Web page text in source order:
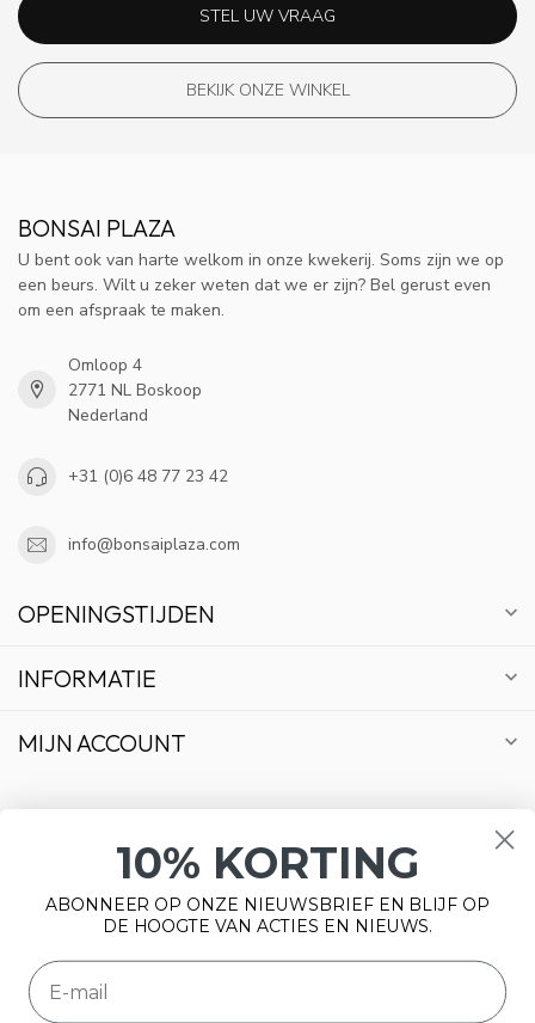
STEL UW VRAAG
BEKIJK ONZE WINKEL
BONSAI PLAZA
U bent ook van harte welkom in onze kwekerij. Soms zijn we op
een beurs. Wilt u zeker weten dat we er zijn? Bel gerust even
om een afspraak te maken.
Omloop 4
2771 NL Boskoop
Nederland
+31 (0)6 48 77 23 42
info@bonsaiplaza.com
OPENINGSTIJDEN
INFORMATIE
MIJN ACCOUNT
10% KORTING
ABONNEER OP ONZE NIEUWSBRIEF EN BLIJF OP
DE HOOGTE VAN ACTIES EN NIEUWS.